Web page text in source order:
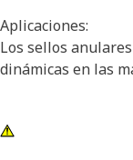
Aplicaciones:
Los sellos
dinámicas en las